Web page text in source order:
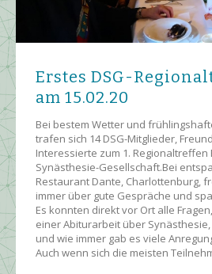
Erstes DSG-
am 15.02.20
Bei bestem Wetter und
trafen sich 14 DSG-Mitglieder,
Interessierte zum 1. Regionaltreffen
Synästhesie-Gesellschaft.Bei
Restaurant Dante, Charlottenburg,
immer über gute Gespräche und
Es konnten direkt vor Ort alle
einer Abiturarbeit über
und wie immer gab es viele
Auch wenn sich die meisten